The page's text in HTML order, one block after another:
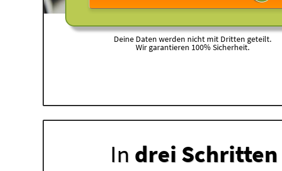
Deine Daten werden nicht mit Dritten geteilt.
Wir garantieren 100% Sicherheit.
In drei Schritten